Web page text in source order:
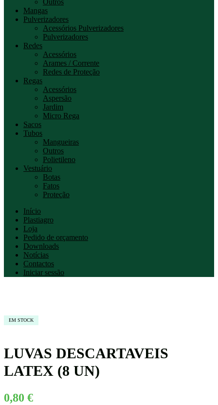
Outros
Mangas
Pulverizadores
Acessórios Pulverizadores
Pulverizadores
Redes
Acessórios
Arames / Corrente
Redes de Proteção
Regas
Acessórios
Aspersão
Jardim
Micro Rega
Sacos
Tubos
Mangueiras
Outros
Polietileno
Vestuário
Botas
Fatos
Proteção
Início
Plastiagro
Loja
Pedido de orçamento
Downloads
Notícias
Contactos
Iniciar sessão
EM STOCK
LUVAS DESCARTAVEIS
LATEX (8 UN)
0,80 €